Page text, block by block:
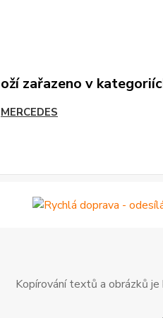
zařazeno v
MERCEDES
Kopírování textů a obrázků